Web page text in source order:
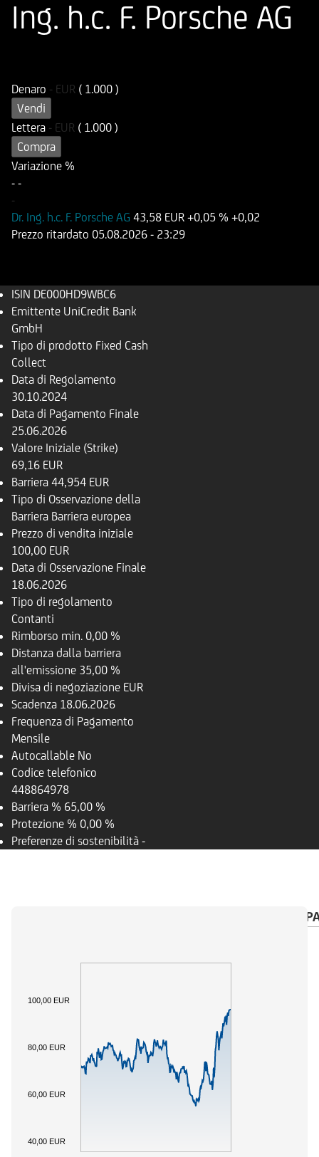
Ing. h.c. F. Porsche AG
Denaro - EUR ( 1.000 )
Vendi
Lettera - EUR ( 1.000 )
Compra
Variazione %
- -
-
Dr. Ing. h.c. F. Porsche AG 43,58 EUR +0,05 % +0,02
Prezzo ritardato 05.08.2026 - 23:29
ISIN DE000HD9WBC6
Emittente UniCredit Bank
GmbH
Tipo di prodotto Fixed Cash
Collect
Data di Regolamento
30.10.2024
Data di Pagamento Finale
25.06.2026
Valore Iniziale (Strike)
69,16 EUR
Barriera 44,954 EUR
Tipo di Osservazione della
Barriera Barriera europea
Prezzo di vendita iniziale
100,00 EUR
Data di Osservazione Finale
18.06.2026
Tipo di regolamento
Contanti
Rimborso min. 0,00 %
Distanza dalla barriera
all'emissione 35,00 %
Divisa di negoziazione EUR
Scadenza 18.06.2026
Frequenza di Pagamento
Mensile
Autocallable No
Codice telefonico
448864978
Barriera % 65,00 %
Protezione % 0,00 %
Preferenze di sostenibilità -
CALENDARIO
40,00 EUR
60,00 EUR
80,00 EUR
100,00 EUR